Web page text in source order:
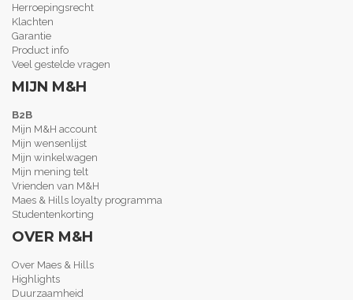
Herroepingsrecht
Klachten
Garantie
Product info
Veel gestelde vragen
MIJN M&H
B2B
Mijn M&H account
Mijn wensenlijst
Mijn winkelwagen
Mijn mening telt
Vrienden van M&H
Maes & Hills loyalty programma
Studentenkorting
OVER M&H
Over Maes & Hills
Highlights
Duurzaamheid